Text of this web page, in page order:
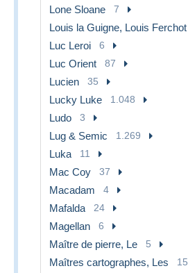
Lone Sloane 7
Louis la Guigne, Louis Ferchot
Luc Leroi 6
Luc Orient 87
Lucien 35
Lucky Luke 1.048
Ludo 3
Lug & Semic 1.269
Luka 11
Mac Coy 37
Macadam 4
Mafalda 24
Magellan 6
Maître de pierre, Le 5
Maîtres cartographes, Les 15